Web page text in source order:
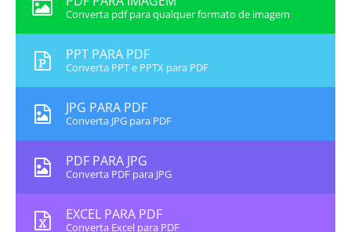
Converta pdf para qualquer formato de imagem
PPT PARA PDF
Converta PPT e PPTX para PDF
JPG PARA PDF
Converta JPG para PDF
PDF PARA JPG
Converta PDF para JPG
EXCEL PARA PDF
Converta Excel para PDF